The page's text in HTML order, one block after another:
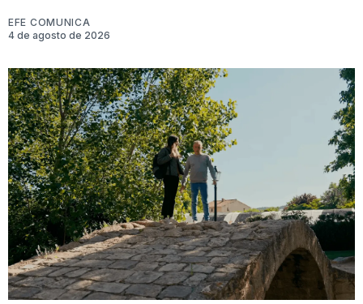
EFE COMUNICA
4 de agosto de 2026